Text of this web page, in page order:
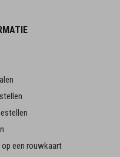
een rouwkaart